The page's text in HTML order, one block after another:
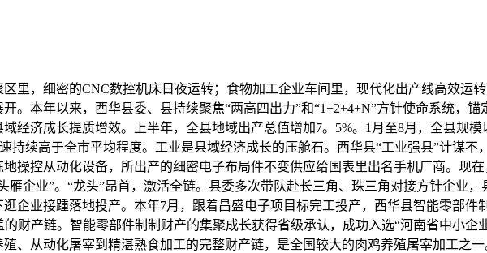
，细密的CNC数控机床日夜运转；食物加工企业车间里，现代化出产线高效运
本年以来，西华县委、县持续聚焦“两高四出力”和“1+2+4+N”方针使命系统，
经济成长提质增效。上半年，全县地域出产总值增加7。5%。1月至8月，全县规
持续高于全市平均程度。工业是县域经济成长的压舱石。西华县“工业强县”计谋不
操控从动化设备，所出产的细密电子布局件不变供应给国表里出名手机厂商。现
企业”。“龙头”昂首，激活全链。县委多次带队赴长三角、珠三角对接方针企业
企业接踵落地投产。本年7月，跟着昌盛电子项目标完工投产，西华县智能零部件
财产链。智能零部件制制财产的集聚成长获得省级承认，成功入选“河南省中小企
、从动化屠宰到精湛熟食加工的完整财产链，是全国较大的肉鸡养殖屠宰加工之